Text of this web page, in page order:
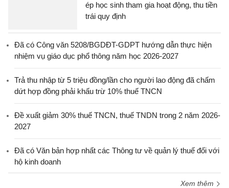
ép học sinh tham gia hoạt động, thu tiền
trái quy định
Đã có Công văn 5208/BGDĐT-GDPT hướng dẫn thực hiện
nhiệm vụ giáo dục phổ thông năm học 2026-2027
Trả thu nhập từ 5 triệu đồng/lần cho người lao động đã chấm
dứt hợp đồng phải khấu trừ 10% thuế TNCN
Đề xuất giảm 30% thuế TNCN, thuế TNDN trong 2 năm 2026-
2027
Đã có Văn bản hợp nhất các Thông tư về quản lý thuế đối với
hộ kinh doanh
Xem thêm